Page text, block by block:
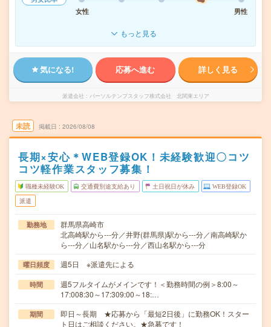
女性
男性
もっと見る
気になる! 応募へ進む 詳しく見る
派遣会社 パーソルテンプスタッフ株式会社 北関東エリア
未読 掲載日 2026/08/08
長期×安心＊WEB登録OK！未経験歓迎〇コツ
コツ軽作業スタッフ募集！
職種未経験OK 交通費別途支給あり 土日祝日が休み WEB登録OK
派遣
勤務地
群馬県高崎市
北高崎駅から---分／井野(群馬県)駅から---分／南高崎駅か
ら---分／山名駅から---分／西山名駅から---分
曜日頻度 週5日 ※派遣先による
時間
週5フルタイムがメインです！＜勤務時間の例＞8:00～
17:008:30～17:309:00～18:…
期間
即日～長期 ★応募から「最短2日後」に勤務OK！スター
ト日はご相談ください。★急募です！